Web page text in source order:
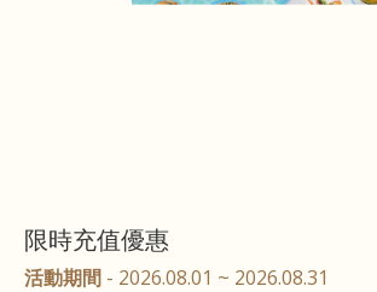
限時充值優惠
活動期間 - 2026.08.01 ~ 2026.08.31